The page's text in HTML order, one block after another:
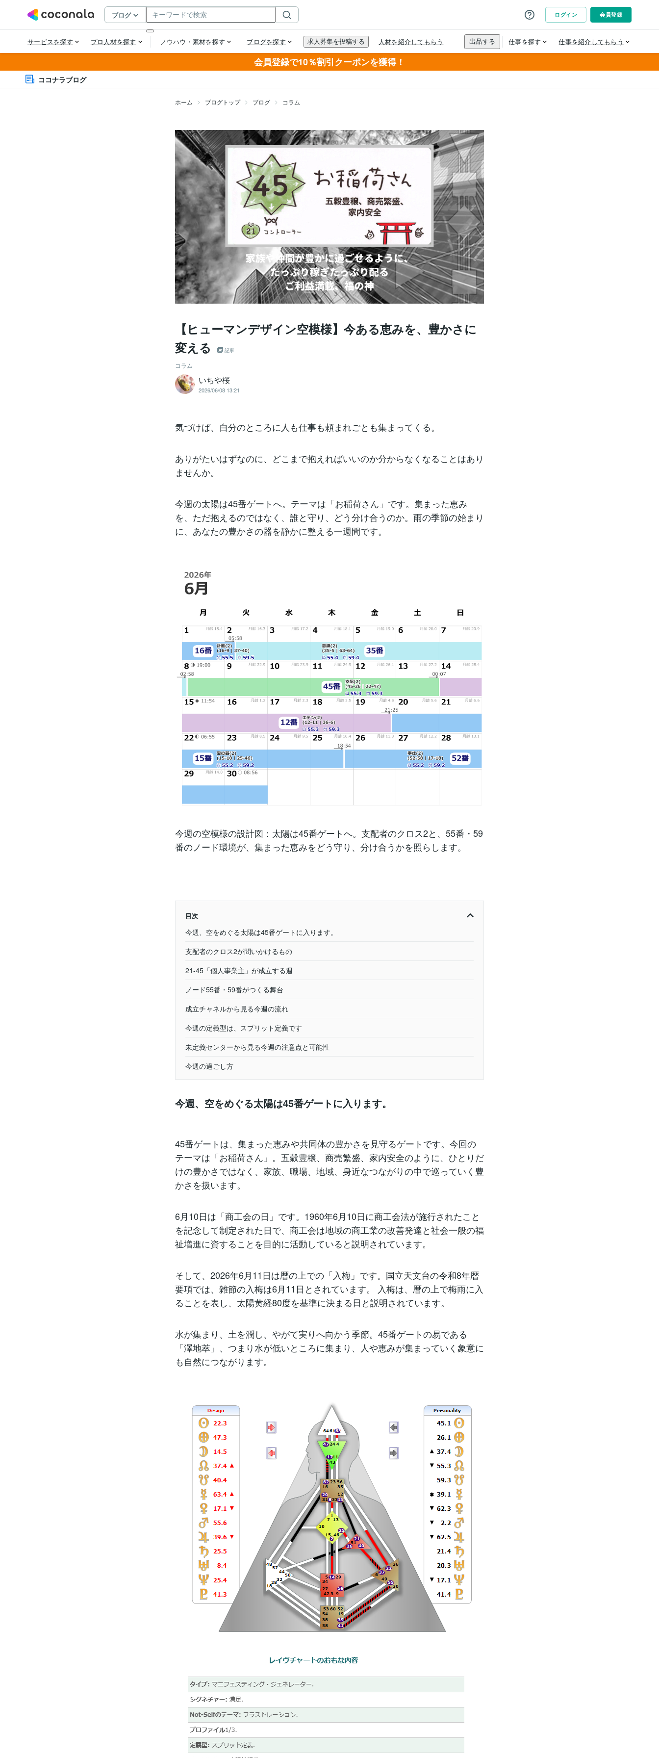
会員登録で10％割引クーポンを獲得！
ココナラブログ
ホーム ブログトップ ブログ コラム
【ヒューマンデザイン空模様】今ある恵みを、豊かさに
変える
記事
コラム
いちや桜
2026/06/08 13:21
気づけば、自分のところに人も仕事も頼まれごとも集まってくる。
ありがたいはずなのに、どこまで抱えればいいのか分からなくなることはあり
ませんか。
今週の太陽は45番ゲートへ。テーマは「お稲荷さん」です。集まった恵み
を、ただ抱えるのではなく、誰と守り、どう分け合うのか。雨の季節の始まり
に、あなたの豊かさの器を静かに整える一週間です。
今週の空模様の設計図：太陽は45番ゲートへ。支配者のクロス2と、55番・59
番のノード環境が、集まった恵みをどう守り、分け合うかを照らします。
目次
今週、空をめぐる太陽は45番ゲートに入ります。
支配者のクロス2が問いかけるもの
21-45「個人事業主」が成立する週
ノード55番・59番がつくる舞台
成立チャネルから見る今週の流れ
今週の定義型は、スプリット定義です
未定義センターから見る今週の注意点と可能性
今週の過ごし方
今週、空をめぐる太陽は45番ゲートに入ります。
45番ゲートは、集まった恵みや共同体の豊かさを見守るゲートです。今回の
テーマは「お稲荷さん」。五穀豊穣、商売繁盛、家内安全のように、ひとりだ
けの豊かさではなく、家族、職場、地域、身近なつながりの中で巡っていく豊
かさを扱います。
6月10日は「商工会の日」です。1960年6月10日に商工会法が施行されたこと
を記念して制定された日で、商工会は地域の商工業の改善発達と社会一般の福
祉増進に資することを目的に活動していると説明されています。
そして、2026年6月11日は暦の上での「入梅」です。国立天文台の令和8年暦
要項では、雑節の入梅は6月11日とされています。 入梅は、暦の上で梅雨に入
ることを表し、太陽黄経80度を基準に決まる日と説明されています。
水が集まり、土を潤し、やがて実りへ向かう季節。45番ゲートの易である
「澤地萃」、つまり水が低いところに集まり、人や恵みが集まっていく象意に
も自然につながります。